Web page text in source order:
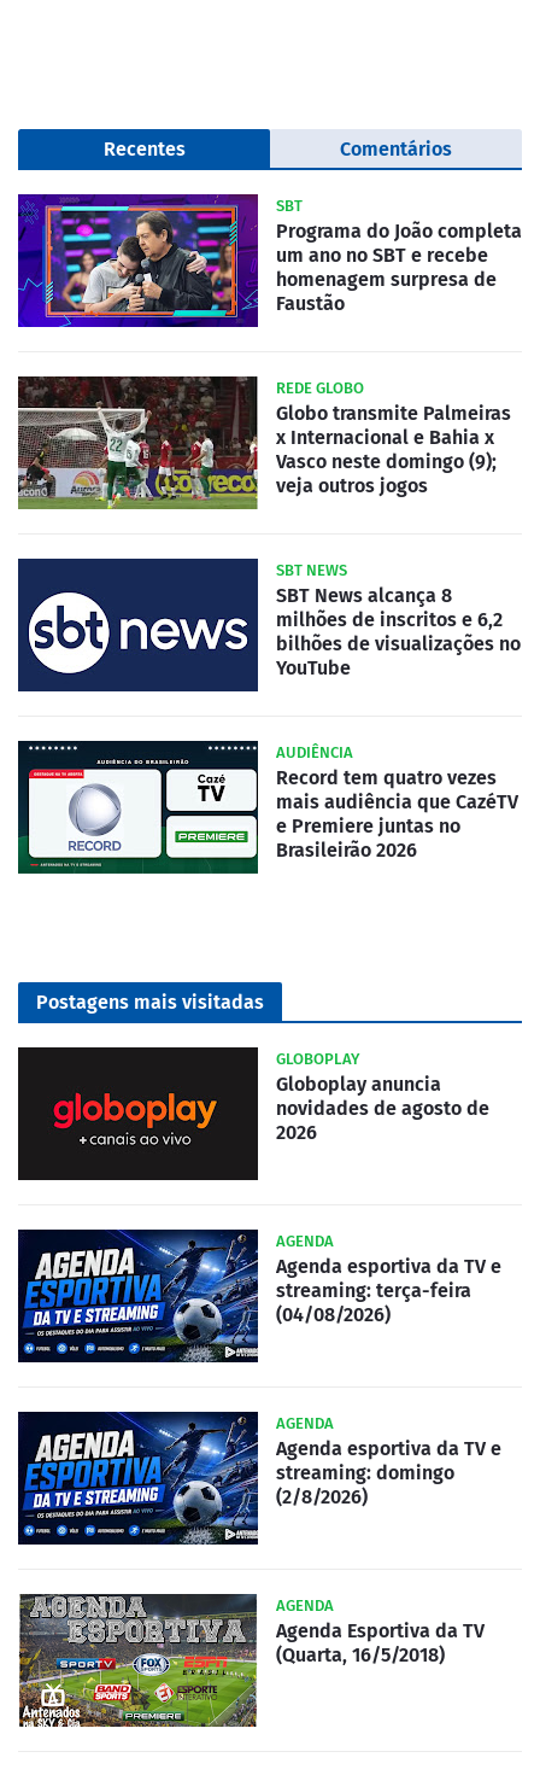
Recentes Comentários
SBT
Programa do João completa
um ano no SBT e recebe
homenagem surpresa de
Faustão
REDE GLOBO
Globo transmite Palmeiras
x Internacional e Bahia x
Vasco neste domingo (9);
veja outros jogos
SBT NEWS
SBT News alcança 8
milhões de inscritos e 6,2
bilhões de visualizações no
YouTube
AUDIÊNCIA
Record tem quatro vezes
mais audiência que CazéTV
e Premiere juntas no
Brasileirão 2026
Postagens mais visitadas
GLOBOPLAY
Globoplay anuncia
novidades de agosto de
2026
AGENDA
Agenda esportiva da TV e
streaming: terça-feira
(04/08/2026)
AGENDA
Agenda esportiva da TV e
streaming: domingo
(2/8/2026)
AGENDA
Agenda Esportiva da TV
(Quarta, 16/5/2018)